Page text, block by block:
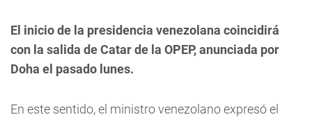
El inicio de la presidencia venezolana coincidirá
con la salida de Catar de la OPEP, anunciada por
Doha el pasado lunes.
En este sentido, el ministro venezolano expresó el